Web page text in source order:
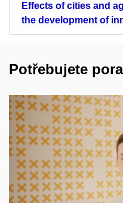
Effects of cities and
the development of
Potřebujete